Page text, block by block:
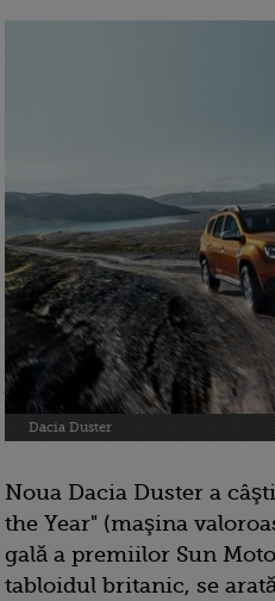
Dacia Duster
Noua Dacia Duster a
the Year" (maşina
gală a premiilor Sun
tabloidul britanic, se